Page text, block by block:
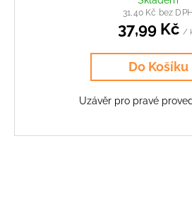
31,40 Kč bez DPH
37,99 Kč /
Do Košíku
Uzávěr pro pravé